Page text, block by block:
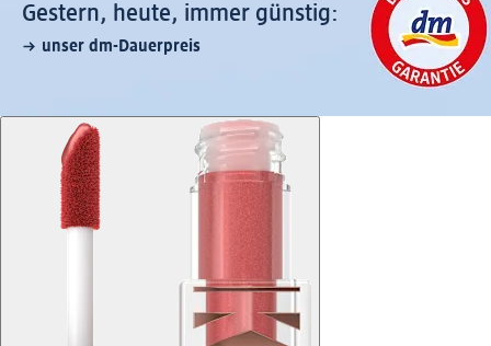
Gestern, heute, immer günstig:
unser dm-Dauerpreis